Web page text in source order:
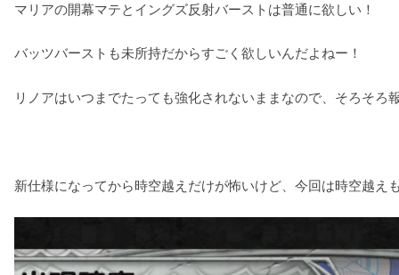
マリアの開幕マテとイングズ反射バーストは普通に欲しい！
バッツバーストも未所持だからすごく欲しいんだよねー！
リノアはいつまでたっても強化されないままなので、そろそ
新仕様になってから時空越えだけが怖いけど、今回は時空越え